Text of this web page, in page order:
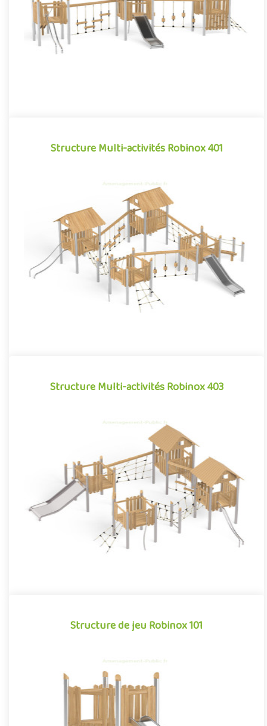
Offre partenaire
Structure Multi-activités Robinox 401
Structure Multi-activités Robinox 401
La combinaison 4 tours Robinox 401 est une structure multi-
activités pour aire de jeux extérieur de la gamme Robinox.
Associa..
Offre partenaire
Structure Multi-activités Robinox 403
Structure Multi-activités Robinox 403
La combinaison 4 tours Robinox 403 est une structure multi-
activités pour aire de jeux extérieur de la gamme Robinox.
Associa..
Offre partenaire
Structure de jeu Robinox 101
Structure de jeu Robinox 101
La combinaison Robinox 101 est une structure multi-activités
pour aire de jeux extérieur de la gamme Robinox. Associant sur
s..